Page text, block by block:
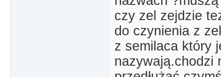
czy zel zejdzie
do czynienia z
z semilaca który
nazywają.chodzi